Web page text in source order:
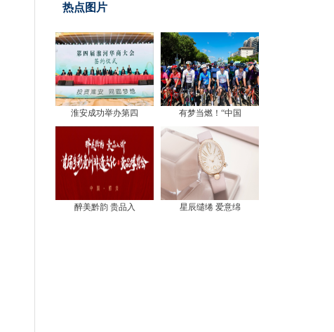
热点图片
淮安成功举办第四 有梦当燃！“中国
醉美黔韵 贵品入 星辰缱绻 爱意绵